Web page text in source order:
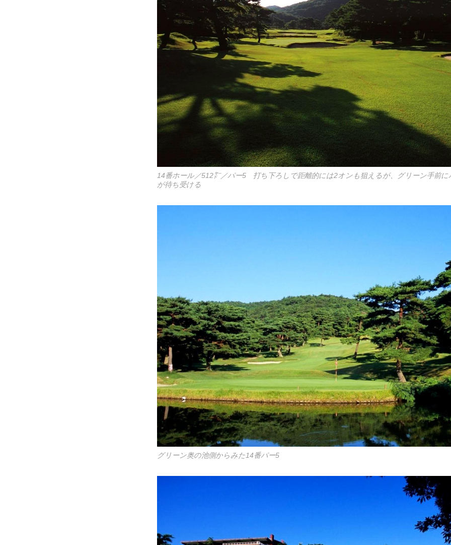
14番ホール／512㍎／パー5 打ち下ろしで距離的には2オンも狙えるが、グリーン手前に
が待ち受ける
グリーン奥の池側からみた14番パー5